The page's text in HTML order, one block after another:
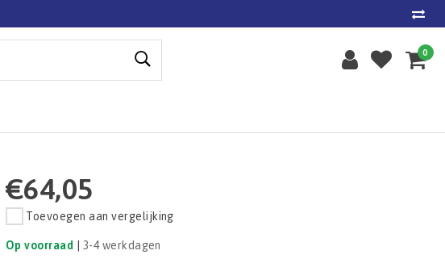
0
€64,05
Toevoegen aan vergelijking
Op voorraad 3-4 werkdagen